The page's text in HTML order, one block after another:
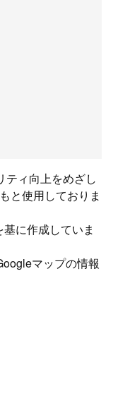
ティ向上をめざし
と使用しておりま
に作成していま
マップの情報